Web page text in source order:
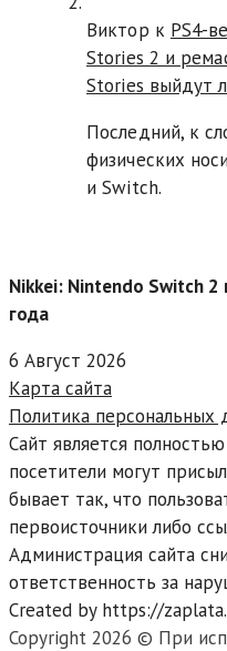
Виктор к PS4-
Stories 2 и
Stories выйдут
Последний, к
физических
и Switch.
Nikkei: Nintendo Switch
года
6 Август 2026
Карта сайта
Политика персональных
Сайт является
посетители могут
бывает так, что
первоисточники либо
Администрация сайта
ответственность за
Created by https://
Copyright 2026 © При